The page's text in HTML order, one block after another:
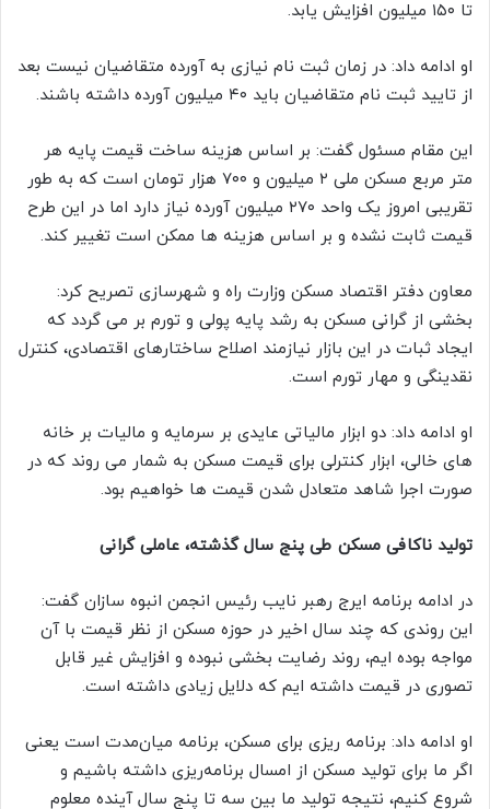
تا ۱۵۰ میلیون افزایش یابد.
او ادامه داد: در زمان ثبت نام نیازی به آورده متقاضیان نیست بعد
از تایید ثبت نام متقاضیان باید ۴۰ میلیون آورده داشته باشند.
این مقام مسئول گفت: بر اساس هزینه ساخت قیمت پایه هر
متر مربع مسکن ملی ۲ میلیون و ۷۰۰ هزار تومان است که به طور
تقریبی امروز یک واحد ۲۷۰ میلیون آورده نیاز دارد اما در این طرح
قیمت ثابت نشده و بر اساس هزینه ها ممکن است تغییر کند.
معاون دفتر اقتصاد مسکن وزارت راه و شهرسازی تصریح کرد:
بخشی از گرانی مسکن به رشد پایه پولی و تورم بر می گردد که
ایجاد ثبات در این بازار نیازمند اصلاح ساختارهای اقتصادی، کنترل
نقدینگی و مهار تورم است.
او ادامه داد: دو ابزار مالیاتی عایدی بر سرمایه و مالیات بر خانه
های خالی، ابزار کنترلی برای قیمت مسکن به شمار می روند که در
صورت اجرا شاهد متعادل شدن قیمت ها خواهیم بود.
تولید ناکافی مسکن طی پنج سال گذشته، عاملی گرانی‌
در ادامه برنامه ایرج رهبر نایب رئیس انجمن انبوه سازان گفت:
این روندی که چند سال اخیر در حوزه مسکن از نظر قیمت با آن
مواجه بوده ایم، روند رضایت بخشی نبوده و افزایش غیر قابل
تصوری در قیمت داشته ایم که دلایل زیادی داشته است.
او ادامه داد: برنامه ریزی برای مسکن، برنامه میان‌مدت است یعنی
اگر ما برای تولید مسکن از امسال برنامه‌ریزی داشته باشیم و
شروع کنیم، نتیجه تولید ما بین سه تا پنج سال آینده معلوم